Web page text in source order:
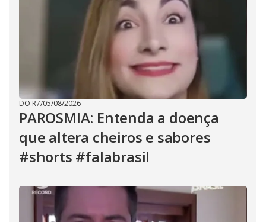
DO R7/05/08/2026
PAROSMIA: Entenda a doença
que altera cheiros e sabores
#shorts #falabrasil